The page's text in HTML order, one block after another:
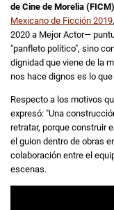
de Cine de Morelia (FICM)
Mexicano de Ficción 2019
2020 a Mejor Actor—
"panfleto político", sino
dignidad que viene de la
nos hace dignos es lo
Respecto a los motivos
expresó: "Una
retratar, porque construir
el guion dentro de obras
colaboración entre el
escenas.